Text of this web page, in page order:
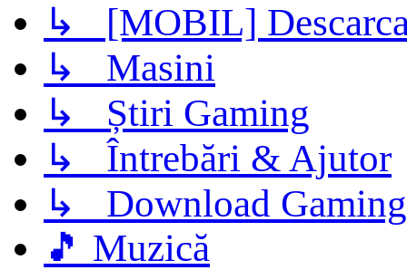
↳ [MOBIL]
↳ Masini
↳ Știri Gaming
↳ Întrebări & Ajutor
↳ Download Gaming
🎵 Muzică